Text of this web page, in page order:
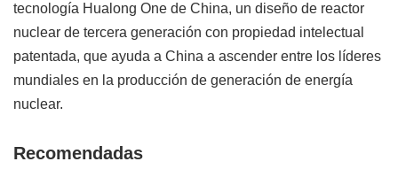
tecnología Hualong One de China, un diseño de reactor
nuclear de tercera generación con propiedad intelectual
patentada, que ayuda a China a ascender entre los líderes
mundiales en la producción de generación de energía
nuclear.
Recomendadas